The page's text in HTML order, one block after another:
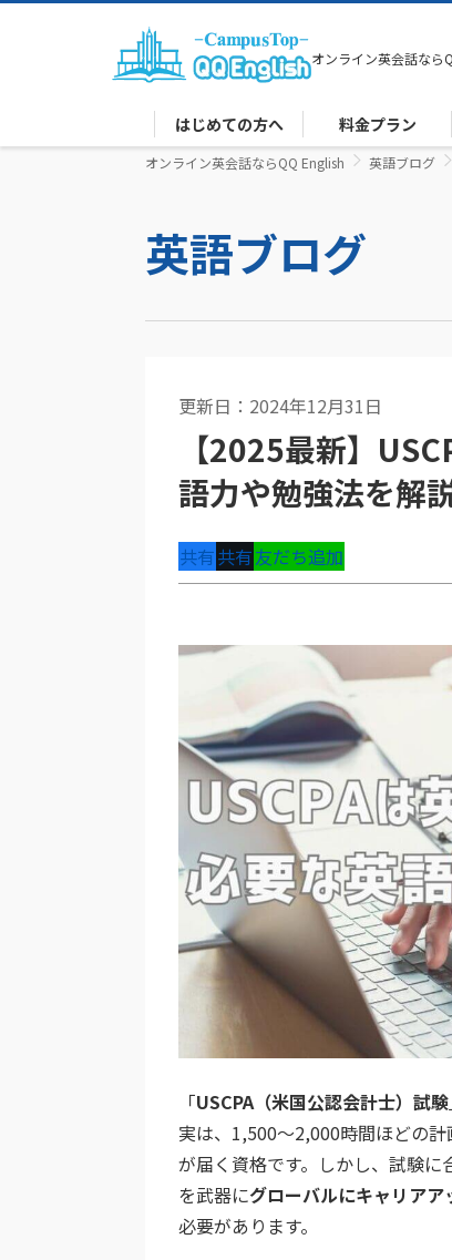
オンライン英会話なら
はじめての方へ 料金プラン
オンライン英会話ならQQ English 英語ブログ
英語ブログ
更新日：2024年12月31日
【2025最新】
語力や勉強法を解
共有共有友だち追加
「USCPA（米国公認会計士）試験
実は、1,500〜2,000時間ほどの
が届く資格です。しかし、試験に
を武器にグローバルにキャリアア
必要があります。